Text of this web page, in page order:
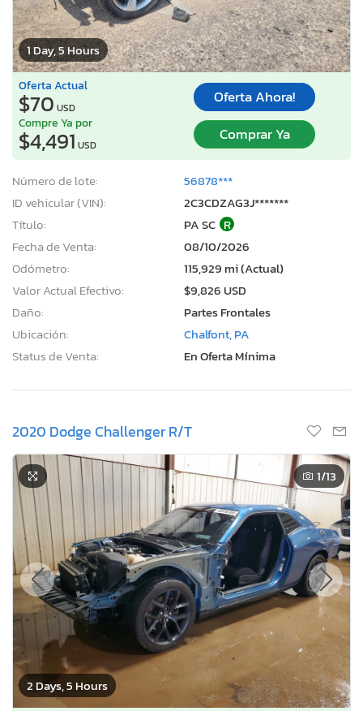
1 Day, 5 Hours
Oferta Actual
$70 USD
Oferta Ahora!
Compre Ya por
$4,491 USD
Comprar Ya
Número de lote:
56878***
ID vehicular (VIN):
2C3CDZAG3J*******
Título:
PA SC R
Fecha de Venta:
08/10/2026
Odómetro:
115,929 mi (Actual)
Valor Actual Efectivo:
$9,826 USD
Daño:
Partes Frontales
Ubicación:
Chalfont, PA
Status de Venta:
En Oferta Mínima
2020 Dodge Challenger R/T
2 Days, 5 Hours
1/13